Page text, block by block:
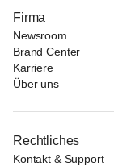
Firma
Newsroom
Brand Center
Karriere
Über uns
Rechtliches
Kontakt & Support